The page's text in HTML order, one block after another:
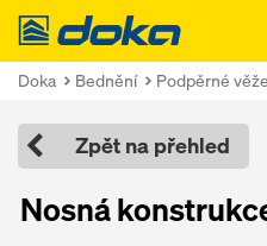
Doka
Doka Bednění Podpěrné věže
Zpět na přehled
Nosná